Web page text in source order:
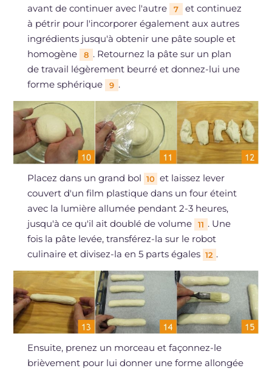
avant de continuer avec l'autre
7
et continuez
à pétrir pour l'incorporer également aux autres
ingrédients jusqu'à obtenir une pâte souple et
homogène
8 . Retournez la pâte sur un plan
de travail légèrement beurré et donnez-lui une
forme sphérique
9 .
Placez dans un grand bol 10 et laissez lever
couvert d'un film plastique dans un four éteint
avec la lumière allumée pendant 2-3 heures,
jusqu'à ce qu'il ait doublé de volume
11 . Une
fois la pâte levée, transférez-la sur le robot
culinaire et divisez-la en 5 parts égales 12 .
Ensuite, prenez un morceau et façonnez-le
brièvement pour lui donner une forme allongée